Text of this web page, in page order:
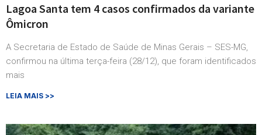
Lagoa Santa tem 4 casos confirmados da variante
Ômicron
A Secretaria de Estado de Saúde de Minas Gerais – SES-MG,
confirmou na última terça-feira (28/12), que foram identificados
mais
LEIA MAIS >>